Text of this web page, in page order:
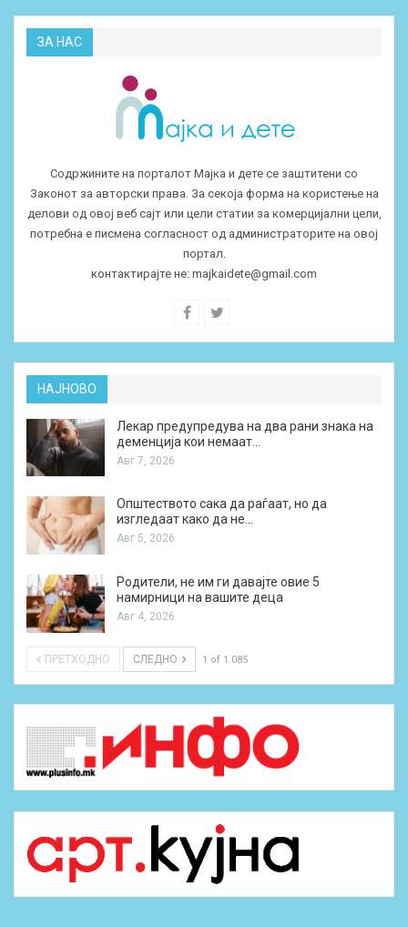
ЗА НАС
Содржините на порталот Мајка и дете се заштитени со
Законот за авторски права. За секоја форма на користење на
делови од овој веб сајт или цели статии за комерцијални цели,
потребна е писмена согласност од администраторите на овој
портал.
контактирајте не: majkaidete@gmail.com
НАЈНОВО
Лекар предупредува на два рани знака на
деменција кои немаат…
Авг 7, 2026
Општеството сака да раѓаат, но да
изгледаат како да не…
Авг 5, 2026
Родители, не им ги давајте овие 5
намирници на вашите деца
Авг 4, 2026
ПРЕТХОДНО СЛЕДНО 1 of 1.085